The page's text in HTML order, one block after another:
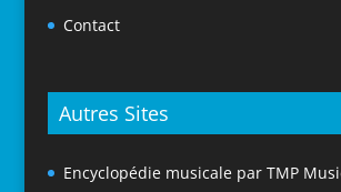
Contact
Autres Sites
Encyclopédie musicale par TMP